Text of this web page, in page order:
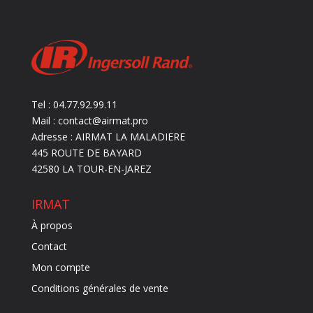
Tel : 04.77.92.99.11
Mail : contact@airmat.pro
Adresse : AIRMAT LA MALADIERE
445 ROUTE DE BAYARD
42580 LA TOUR-EN-JAREZ
IRMAT
À propos
Contact
Mon compte
Conditions générales de vente